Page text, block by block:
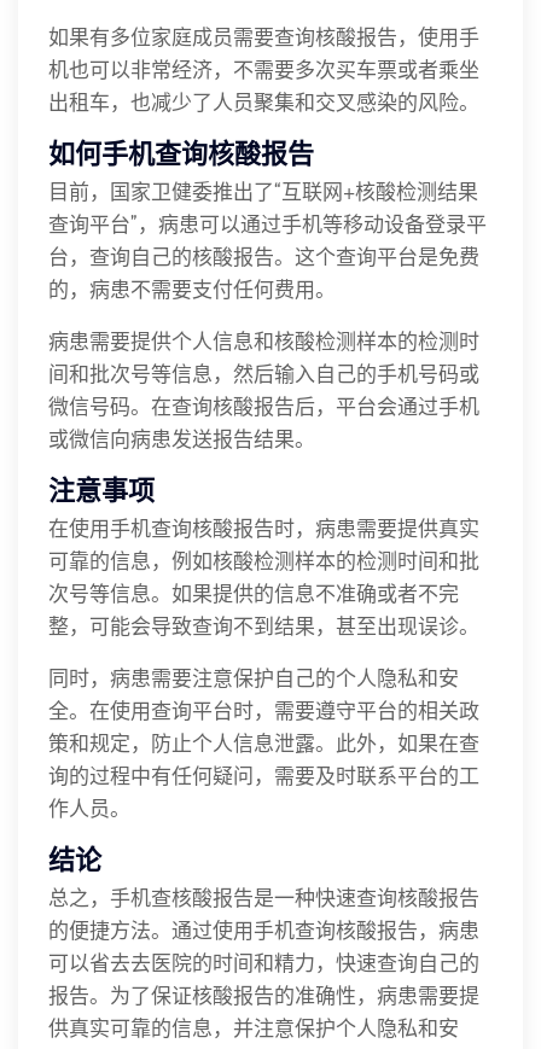
如果有多位家庭成员需要查询核酸报告，使用手
机也可以非常经济，不需要多次买车票或者乘坐
出租车，也减少了人员聚集和交叉感染的风险。
如何手机查询核酸报告
目前，国家卫健委推出了“互联网+核酸检测结果
查询平台”，病患可以通过手机等移动设备登录平
台，查询自己的核酸报告。这个查询平台是免费
的，病患不需要支付任何费用。
病患需要提供个人信息和核酸检测样本的检测时
间和批次号等信息，然后输入自己的手机号码或
微信号码。在查询核酸报告后，平台会通过手机
或微信向病患发送报告结果。
注意事项
在使用手机查询核酸报告时，病患需要提供真实
可靠的信息，例如核酸检测样本的检测时间和批
次号等信息。如果提供的信息不准确或者不完
整，可能会导致查询不到结果，甚至出现误诊。
同时，病患需要注意保护自己的个人隐私和安
全。在使用查询平台时，需要遵守平台的相关政
策和规定，防止个人信息泄露。此外，如果在查
询的过程中有任何疑问，需要及时联系平台的工
作人员。
结论
总之，手机查核酸报告是一种快速查询核酸报告
的便捷方法。通过使用手机查询核酸报告，病患
可以省去去医院的时间和精力，快速查询自己的
报告。为了保证核酸报告的准确性，病患需要提
供真实可靠的信息，并注意保护个人隐私和安